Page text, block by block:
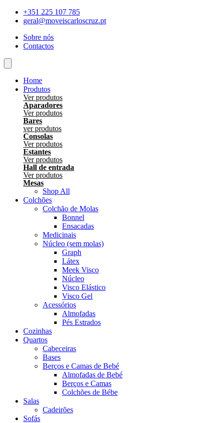
Skip
+351 225 107 785
geral@moveiscarloscruz.pt
Sobre nós
Contactos
Home
Produtos
Ver produtos
Aparadores
Ver produtos
Bares
ver produtos
Consolas
Ver produtos
Estantes
Ver produtos
Hall de entrada
Ver produtos
Mesas
Shop All
Colchões
Colchão de Molas
Bonnel
Ensacadas
Medicinais
Núcleo (sem molas)
Graph
Látex
Meek Visco
Núcleo
Visco Elástico
Visco Gel
Acessórios
Almofadas
Pés Estrados
Cozinhas
Quartos
Cabeceiras
Bases
Berços e Camas de Bebé
Almofadas de Bebé
Berços e Camas
Colchões de Bébe
Salas
Cadeirões
Sofás